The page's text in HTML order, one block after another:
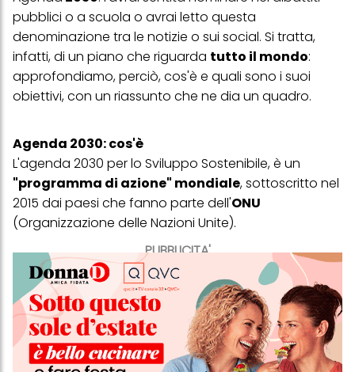
PUBBLICITA'
pubblici o a scuola o avrai letto questa
denominazione tra le notizie o sui social. Si tratta,
infatti, di un piano che riguarda tutto il mondo:
approfondiamo, perciò, cos'è e quali sono i suoi
obiettivi, con un riassunto che ne dia un quadro.
Agenda 2030: cos'è
L'agenda 2030 per lo Sviluppo Sostenibile, è un
"programma di azione" mondiale, sottoscritto nel
2015 dai paesi che fanno parte dell'ONU
(Organizzazione delle Nazioni Unite).